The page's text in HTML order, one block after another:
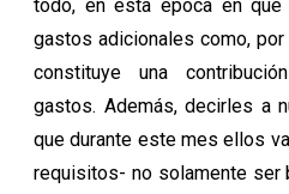
todo, en esta época en
gastos adicionales como,
constituye una
gastos. Además, decirles a
que durante este mes ellos
requisitos- no solamente ser